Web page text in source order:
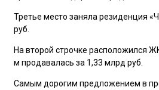
Третье место заняла резиденция
руб.
На второй строчке расположился
м продавалась за 1,33 млрд руб.
Самым дорогим предложением в